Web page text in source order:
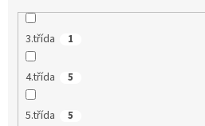
3.třída 1
4.třída 5
5.třída 5